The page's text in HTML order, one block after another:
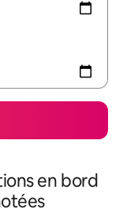
en bord